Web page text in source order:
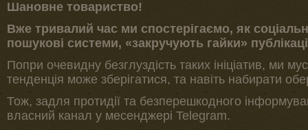
Шановне товариство!
Вже тривалий час ми спостерігаємо, як
пошукові системи, «закручують гайки»
Попри очевидну безглуздість таких ініціатив, ми
тенденція може зберігатися, та навіть набирати
Тож, задля протидії та безперешкодного
власний канал у месенджері Telegram.